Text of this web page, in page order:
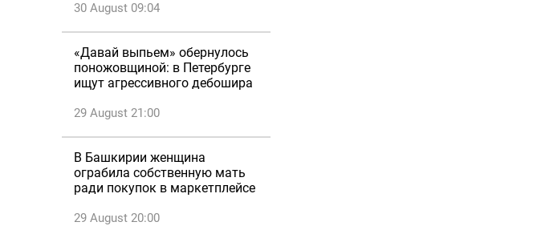
30 August 09:04
«Давай выпьем» обернулось
поножовщиной: в Петербурге
ищут агрессивного дебошира
29 August 21:00
В Башкирии женщина
ограбила собственную мать
ради покупок в маркетплейсе
29 August 20:00